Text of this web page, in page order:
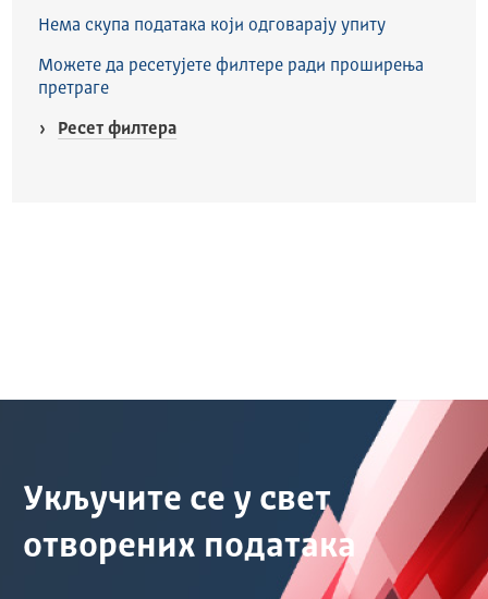
Нема скупа података који одговарају упиту
Можете да ресетујете филтере ради проширења
претраге
Ресет филтера
Укључите се у свет
отворених података